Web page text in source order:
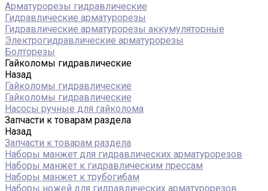
Арматурорезы гидравлические
Гидравлические арматурорезы
Гидравлические арматурорезы аккумуляторные
Электрогидравлические арматурорезы
Болторезы
Гайколомы гидравлические
Назад
Гайколомы гидравлические
Гайколомы гидравлические
Насосы ручные для гайколома
Запчасти к товарам раздела
Назад
Запчасти к товарам раздела
Наборы манжет для гидравлических арматурорезов
Наборы манжет к гидравлическим прессам
Наборы манжет к трубогибам
Наборы ножей для гидравлических арматурорезов